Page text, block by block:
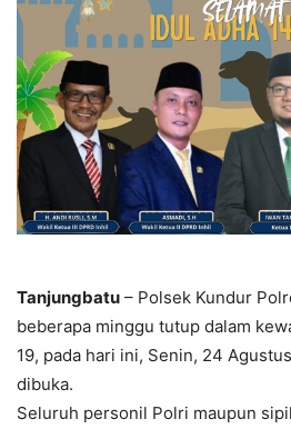
Tanjungbatu – Polsek Kundur
beberapa minggu tutup dalam
19, pada hari ini, Senin, 24
dibuka.
Seluruh personil Polri maupun